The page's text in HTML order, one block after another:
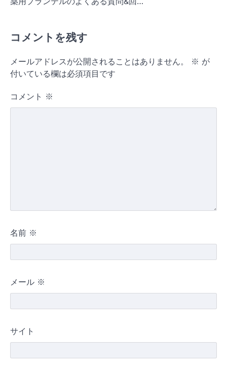
コメントを残す
メールアドレスが公開されることはありません。 ※ が
付いている欄は必須項目です
コメント ※
名前 ※
メール ※
サイト